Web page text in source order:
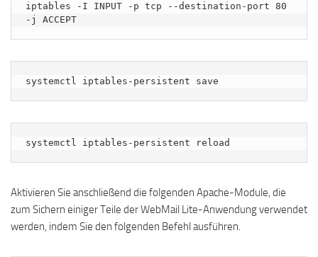
iptables -I INPUT -p tcp --destination-port 80
-j ACCEPT
systemctl iptables-persistent save
systemctl iptables-persistent reload
Aktivieren Sie anschließend die folgenden Apache-Module, die
zum Sichern einiger Teile der WebMail Lite-Anwendung verwendet
werden, indem Sie den folgenden Befehl ausführen.